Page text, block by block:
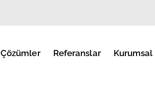
Çözümler Referanslar Kurumsal